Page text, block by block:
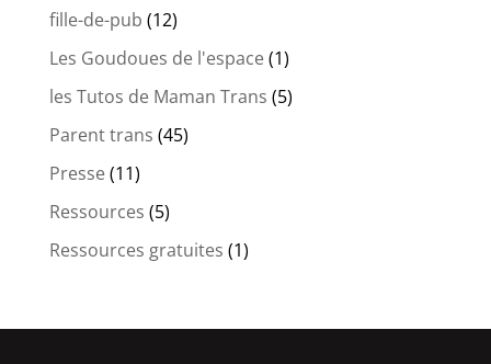
fille-de-pub (12)
Les Goudoues de l'espace(1)
les Tutos de Maman Trans (5)
Parent trans (45)
Presse(11)
Ressources (5)
Ressources gratuites (1)